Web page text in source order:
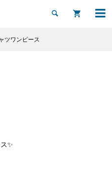
 
ツワンピース
✨